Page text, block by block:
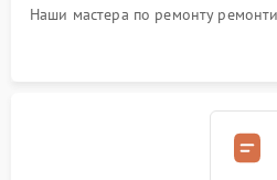
Наши мастера по ремонту